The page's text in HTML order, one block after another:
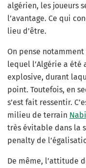
algérien, les joueurs
l’avantage. Ce qui
lieu d’être.
On pense
lequel l’Algérie a été
explosive, durant
point. Toutefois, en
s’est fait ressentir.
milieu de terrain
très évitable dans la
penalty de
De même, l’attitude